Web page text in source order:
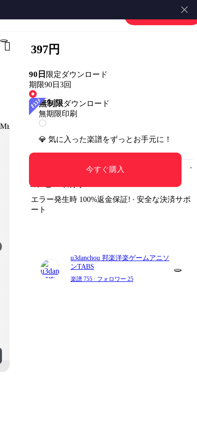
会員登録・ログイン
397円
90日 限定ダウンロード
期限90日 3回
無制限ダウンロード
無期限印刷
💎 気に入った楽譜をずっとお手元に！
今すぐ購入
コンビニ印刷可
エラー発生時 100%返金保証! · 安全な決済サポ
ート
u3danchou 邦楽洋楽ゲームアニソ
ンTABS
楽譜 755 · フォロワー 25